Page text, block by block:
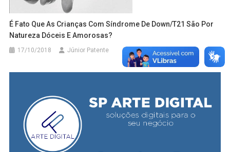
É Fato Que As Crianças Com Síndrome De Down/T21 São Por
Natureza Dóceis E Amorosas?
17/10/2018 Júnior Patente